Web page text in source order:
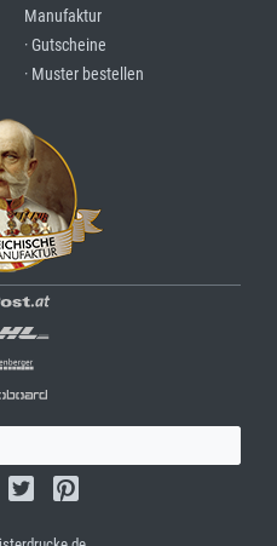
Manufaktur
· Gutscheine
· Muster bestellen